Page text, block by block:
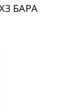
БАРА